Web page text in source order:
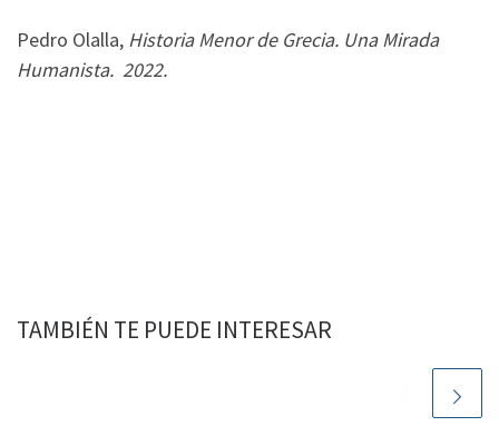
Pedro Olalla, Historia Menor de Grecia. Una Mirada
Humanista. 2022.
TAMBIÉN TE PUEDE INTERESAR